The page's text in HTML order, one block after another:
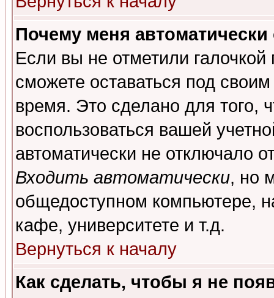
Почему меня автоматически
Если вы не отметили галочкой
сможете оставаться под
время. Это сделано для того,
воспользоваться вашей
автоматически не отключало
Входить автоматически, но
общедоступном компьютере,
кафе, университете и т.д.
Вернуться к началу
Как сделать, чтобы я не